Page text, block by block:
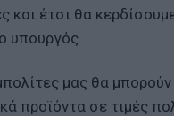
και έτσι θα
υπουργός.
μας θα μπορούν
προϊόντα σε τιμές